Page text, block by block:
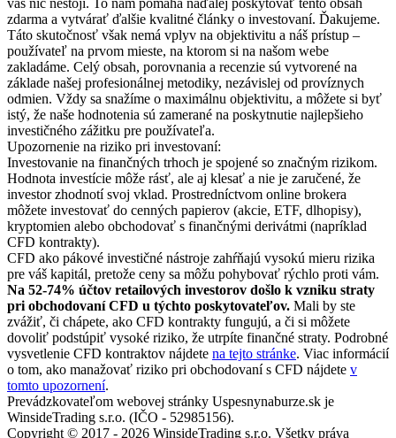
zdarma a vytvárať ďalšie kvalitné články o investovaní. Ďakujeme.
Táto skutočnosť však nemá vplyv na objektivitu a náš prístup –
používateľ na prvom mieste, na ktorom si na našom webe
zakladáme. Celý obsah, porovnania a recenzie sú vytvorené na
základe našej profesionálnej metodiky, nezávislej od províznych
odmien. Vždy sa snažíme o maximálnu objektivitu, a môžete si byť
istý, že naše hodnotenia sú zamerané na poskytnutie najlepšieho
investičného zážitku pre používateľa.
Upozornenie na riziko pri investovaní:
Investovanie na finančných trhoch je spojené so značným rizikom.
Hodnota investície môže rásť, ale aj klesať a nie je zaručené, že
investor zhodnotí svoj vklad. Prostredníctvom online brokera
môžete investovať do cenných papierov (akcie, ETF, dlhopisy),
kryptomien alebo obchodovať s finančnými derivátmi (napríklad
CFD kontrakty).
CFD ako pákové investičné nástroje zahŕňajú vysokú mieru rizika
pre váš kapitál, pretože ceny sa môžu pohybovať rýchlo proti vám.
Na 52-74% účtov retailových investorov došlo k vzniku straty
pri obchodovaní CFD u týchto poskytovateľov. Mali by ste
zvážiť, či chápete, ako CFD kontrakty fungujú, a či si môžete
dovoliť podstúpiť vysoké riziko, že utrpíte finančné straty. Podrobné
vysvetlenie CFD kontraktov nájdete na tejto stránke. Viac informácií
o tom, ako manažovať riziko pri obchodovaní s CFD nájdete v
tomto upozornení.
Prevádzkovateľom webovej stránky Uspesnynaburze.sk je
WinsideTrading s.r.o. (IČO - 52985156).
Copyright © 2017 - 2026 WinsideTrading s.r.o. Všetky práva